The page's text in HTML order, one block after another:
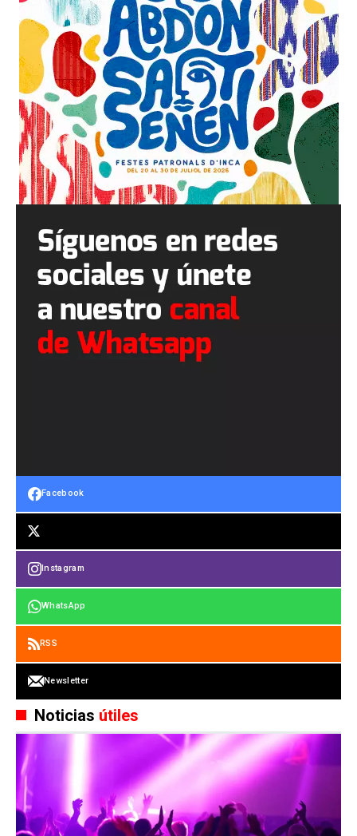
Facebook
Instagram
WhatsApp
RSS
Newsletter
Noticias útiles